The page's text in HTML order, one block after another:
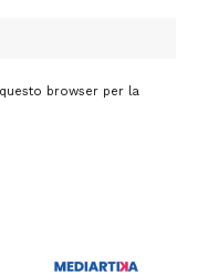
browser per la